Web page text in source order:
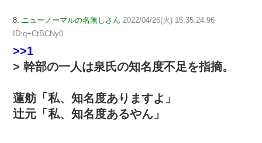
8: ニューノーマルの名無しさん 2022/04/26(火) 15:35:24.96
ID:q+CtBCNy0
>>1
> 幹部の一人は泉氏の知名度不足を指摘。
蓮舫「私、知名度ありますよ」
辻元「私、知名度あるやん」